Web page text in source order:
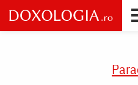
Skip
to
main